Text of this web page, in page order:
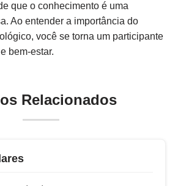
que o conhecimento é uma
Ao entender a importância do
você se torna um participante
bem-estar.
Relacionados